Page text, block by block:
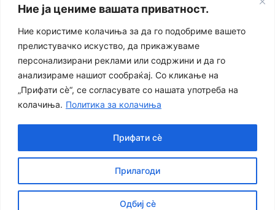
Ние ја цениме вашата приватност.
Ние користиме колачиња за да го подобриме вашето
прелистувачко искуство, да прикажуваме
персонализирани реклами или содржини и да го
анализираме нашиот сообраќај. Со кликање на
„Прифати сè“, се согласувате со нашата употреба на
колачиња. Политика за колачиња
Прилагоди
Одбиј сè
Прифати сè
Правила на користење
за заштита на печатени медиуми
Економија и Бизнис Политика за приватност